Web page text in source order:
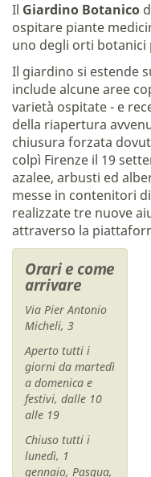
Il Giardino Botanico
ospitare piante
uno degli orti botanici
Il giardino si estende
include alcune aree
varietà ospitate - e
della riapertura
chiusura forzata
colpì Firenze il 19
azalee, arbusti ed
messe in contenitori
realizzate tre nuove
attraverso la
Orari e come
arrivare
Via Pier Antonio
Micheli, 3
Aperto tutti i
giorni da martedì
a domenica e
festivi, dalle 10
alle 19
Chiuso tutti i
lunedì, 1
gennaio, Pasqua,